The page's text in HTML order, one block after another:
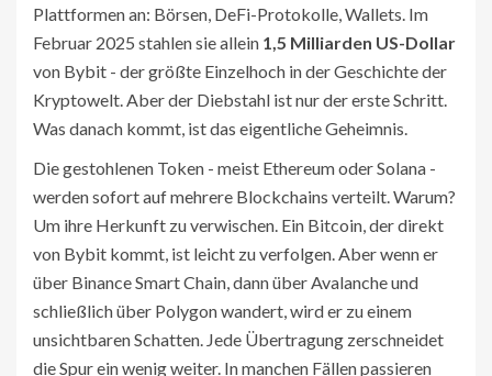
Plattformen an: Börsen, DeFi-Protokolle, Wallets. Im
Februar 2025 stahlen sie allein 1,5 Milliarden US-Dollar
von Bybit - der größte Einzelhoch in der Geschichte der
Kryptowelt. Aber der Diebstahl ist nur der erste Schritt.
Was danach kommt, ist das eigentliche Geheimnis.
Die gestohlenen Token - meist Ethereum oder Solana -
werden sofort auf mehrere Blockchains verteilt. Warum?
Um ihre Herkunft zu verwischen. Ein Bitcoin, der direkt
von Bybit kommt, ist leicht zu verfolgen. Aber wenn er
über Binance Smart Chain, dann über Avalanche und
schließlich über Polygon wandert, wird er zu einem
unsichtbaren Schatten. Jede Übertragung zerschneidet
die Spur ein wenig weiter. In manchen Fällen passieren